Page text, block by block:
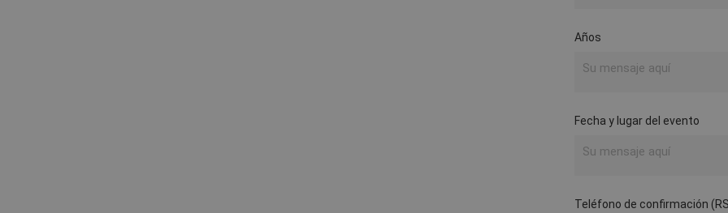
Años
Fecha y lugar del evento
Teléfono de confirmación